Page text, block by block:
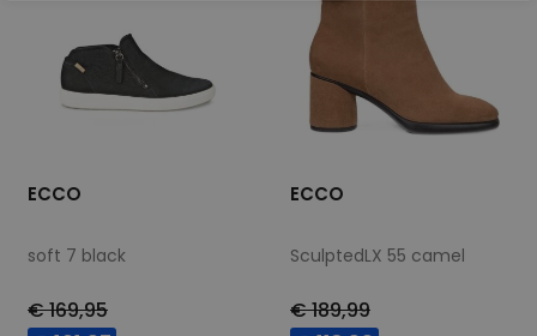
ECCO
soft 7 black
€ 169,95
ECCO
SculptedLX 55 camel
€ 189,99